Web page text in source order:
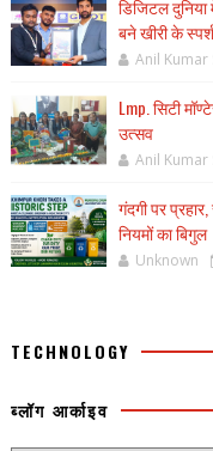
डिजिटल
बने खीरी के
Anil Kumar
Lmp. सिटी
उत्सव
Anil Kumar
गंदगी पर
नियमों का बिगुल
Unknown
TECHNOLOGY
ब्लॉग आर्काइव